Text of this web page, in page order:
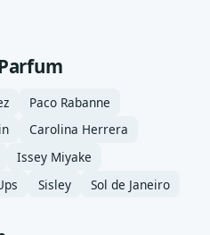
Paco Rabanne
Carolina Herrera
Issey Miyake
Sisley Sol de Janeiro